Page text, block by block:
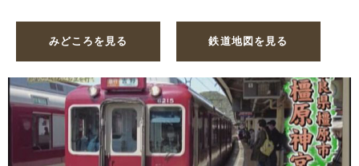
みどころを見る 鉄道地図を見る